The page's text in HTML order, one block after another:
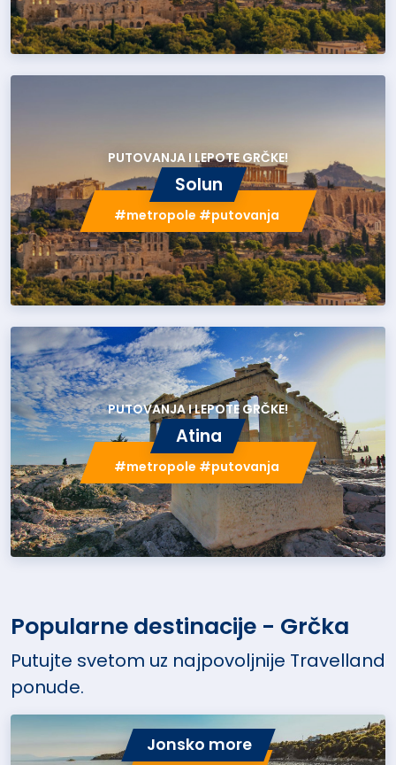
PUTOVANJA I LEPOTE GRČKE!
Solun
#metropole #putovanja
PUTOVANJA I LEPOTE GRČKE!
Atina
#metropole #putovanja
Popularne destinacije - Grčka
Putujte svetom uz najpovoljnije Travelland
ponude.
Jonsko more